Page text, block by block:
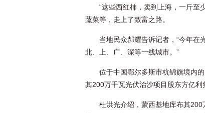
“这些西红柿，卖到上海，一斤至
蔬菜等，走上了致富之路。
当地民众郝耀告诉记者，“今年在
北、上、广、深等一线城市。”
位于中国鄂尔多斯市杭锦旗境内
其200万千瓦光伏治沙项目股东方亿利
杜洪光介绍，蒙西基地库布其